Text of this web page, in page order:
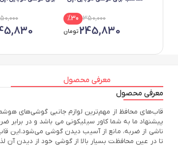
350,000
%30
245,830تومان
معرفی محصول
معرفی محصول
قاب‌های محافظ از مهم‌ترین لوازم جانبی گوشی‌های
پیشنهاد ما به شما کاور سیلیکونی می باشد و در
ناشی از ضربه، مانع از آسیب دیدن گوشی می‌شود.این
تا در عین محافظت بسیار بالا از گوشی خود از دیدن آن